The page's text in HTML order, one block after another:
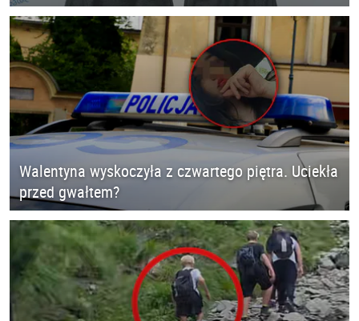
Walentyna wyskoczyła z czwartego piętra. Uciekła
przed gwałtem?